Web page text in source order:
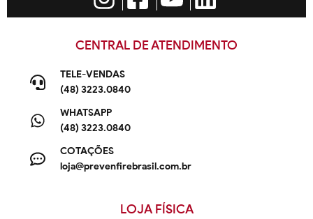
CENTRAL DE ATENDIMENTO
TELE-VENDAS
(48) 3223.0840
WHATSAPP
(48) 3223.0840
COTAÇÕES
loja@prevenfirebrasil.com.br
LOJA FÍSICA